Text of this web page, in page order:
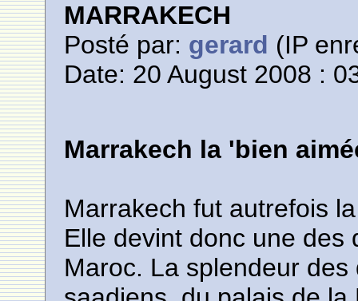
MARRAKECH
Posté par: gerard (IP
Date: 20 August 2008 :
Marrakech la 'bien
Marrakech fut autrefois
Elle devint donc une des
Maroc. La splendeur